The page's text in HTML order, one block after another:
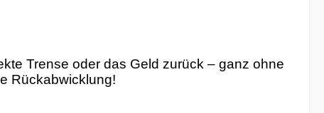
Trense oder das Geld zurück – ganz ohne
Rückabwicklung!